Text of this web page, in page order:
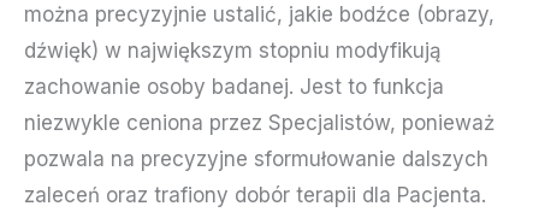
można precyzyjnie ustalić, jakie bodźce (obrazy,
dźwięk) w największym stopniu modyfikują
zachowanie osoby badanej. Jest to funkcja
niezwykle ceniona przez Specjalistów, ponieważ
pozwala na precyzyjne sformułowanie dalszych
zaleceń oraz trafiony dobór terapii dla Pacjenta.